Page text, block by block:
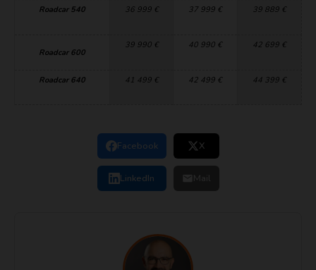
Roadcar 540 36 999 € 37 999 € 39 889 €
Roadcar 600
39 990 € 40 990 € 42 699 €
Roadcar 640 41 499 € 42 499 € 44 399 €
Facebook X
LinkedIn